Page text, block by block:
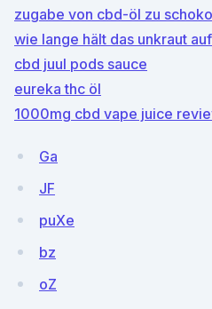
zugabe von cbd-öl zu
wie lange hält das unkraut
cbd juul pods sauce
eureka thc öl
1000mg cbd vape juice
Ga
JF
puXe
bz
oZ